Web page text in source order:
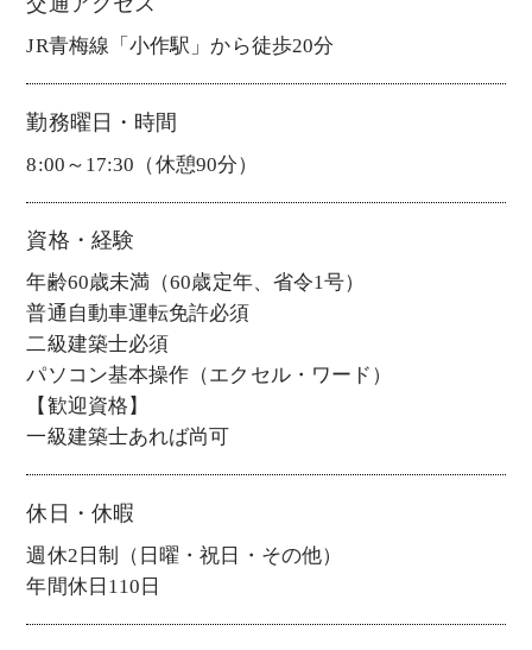
JR青梅線「小作駅」から徒歩20分
勤務曜日・時間
8:00～17:30（休憩90分）
資格・経験
年齢60歳未満（60歳定年、省令1号）
普通自動車運転免許必須
二級建築士必須
パソコン基本操作（エクセル・ワード）
【歓迎資格】
一級建築士あれば尚可
休日・休暇
週休2日制（日曜・祝日・その他）
年間休日110日